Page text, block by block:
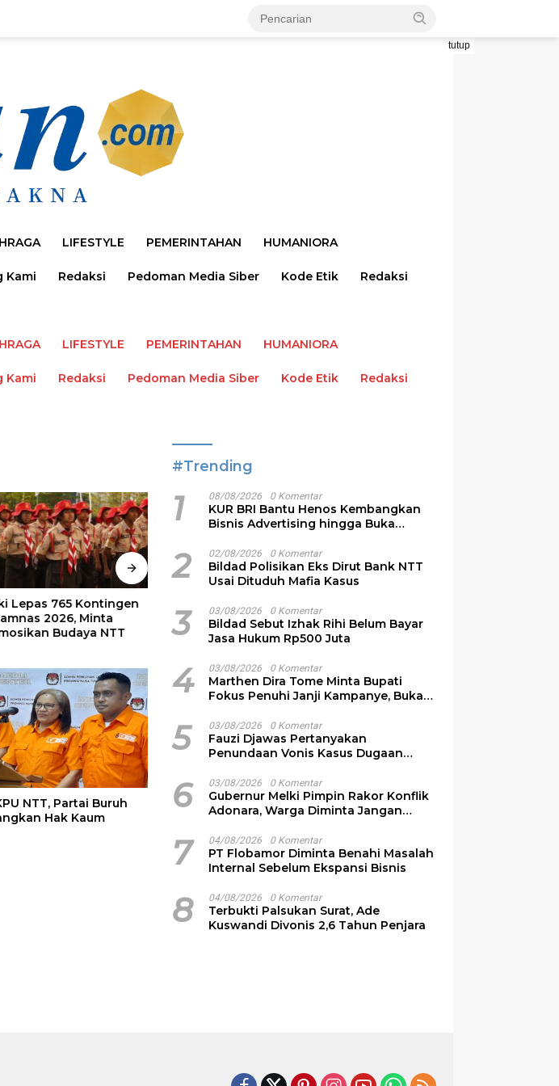
tutup
LIFESTYLE PEMERINTAHAN HUMANIORA
Kami Redaksi Pedoman Media Siber Kode Etik Redaksi
LIFESTYLE PEMERINTAHAN HUMANIORA
Kami Redaksi Pedoman Media Siber Kode Etik Redaksi
Lepas 765 Kontingen
2026, Minta
Budaya NTT
Rp217,91 Miliar, Kebijakan
Melki Soal Pajak Terbukti
Per Tahun Ikat Ruang Gerak
Fiskal NTT, Kritik Publik
NTT, Partai Buruh
Hak Kaum
#Trending
1 08/08/2026 0 Komentar
KUR BRI Bantu Henos Kembangkan
Bisnis Advertising hingga Buka
2 02/08/2026 0 Komentar
Bildad Polisikan Eks Dirut Bank NTT
Usai Dituduh Mafia Kasus
3 03/08/2026 0 Komentar
Bildad Sebut Izhak Rihi Belum Bayar
Jasa Hukum Rp500 Juta
4 03/08/2026 0 Komentar
Marthen Dira Tome Minta Bupati
Fokus Penuhi Janji Kampanye, Bukan
5 03/08/2026 0 Komentar
Fauzi Djawas Pertanyakan
Penundaan Vonis Kasus Dugaan
6 03/08/2026 0 Komentar
Gubernur Melki Pimpin Rakor Konflik
Adonara, Warga Diminta Jangan
7 04/08/2026 0 Komentar
PT Flobamor Diminta Benahi Masalah
Internal Sebelum Ekspansi Bisnis
8 04/08/2026 0 Komentar
Terbukti Palsukan Surat, Ade
Kuswandi Divonis 2,6 Tahun Penjara